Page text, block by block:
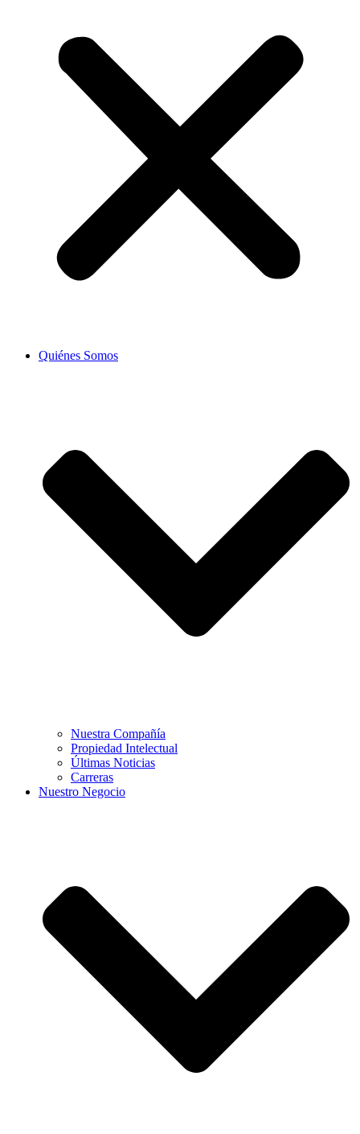
Quiénes Somos
Nuestra Compañía
Propiedad Intelectual
Últimas Noticias
Carreras
Nuestro Negocio